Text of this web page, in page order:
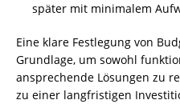
später mit minimalem
Eine klare Festlegung von
Grundlage, um sowohl
ansprechende Lösungen zu
zu einer langfristigen